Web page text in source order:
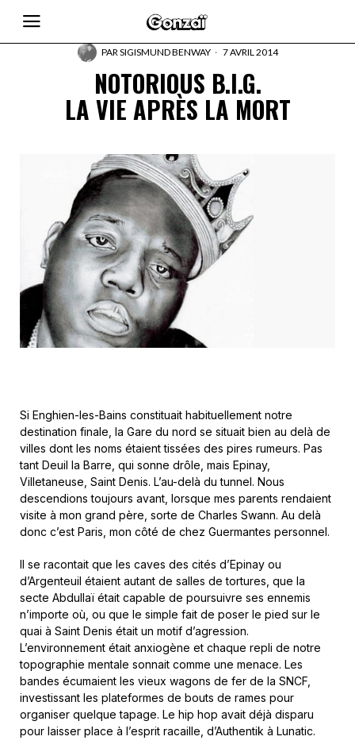
PARSIGISMUND BENWAY 7 AVRIL 2014
NOTORIOUS B.I.G.
LA VIE APRÈS LA MORT
Si Enghien-les-Bains constituait habituellement notre
destination finale, la Gare du nord se situait bien au delà de
villes dont les noms étaient tissées des pires rumeurs. Pas
tant Deuil la Barre, qui sonne drôle, mais Epinay,
Villetaneuse, Saint Denis. L’au-delà du tunnel. Nous
descendions toujours avant, lorsque mes parents rendaient
visite à mon grand père, sorte de Charles Swann. Au delà
donc c’est Paris, mon côté de chez Guermantes personnel.
Il se racontait que les caves des cités d’Epinay ou
d’Argenteuil étaient autant de salles de tortures, que la
secte Abdullaï était capable de poursuivre ses ennemis
n’importe où, ou que le simple fait de poser le pied sur le
quai à Saint Denis était un motif d’agression.
L’environnement était anxiogène et chaque repli de notre
topographie mentale sonnait comme une menace. Les
bandes écumaient les vieux wagons de fer de la SNCF,
investissant les plateformes de bouts de rames pour
organiser quelque tapage. Le hip hop avait déjà disparu
pour laisser place à l’esprit racaille, d’Authentik à Lunatic.